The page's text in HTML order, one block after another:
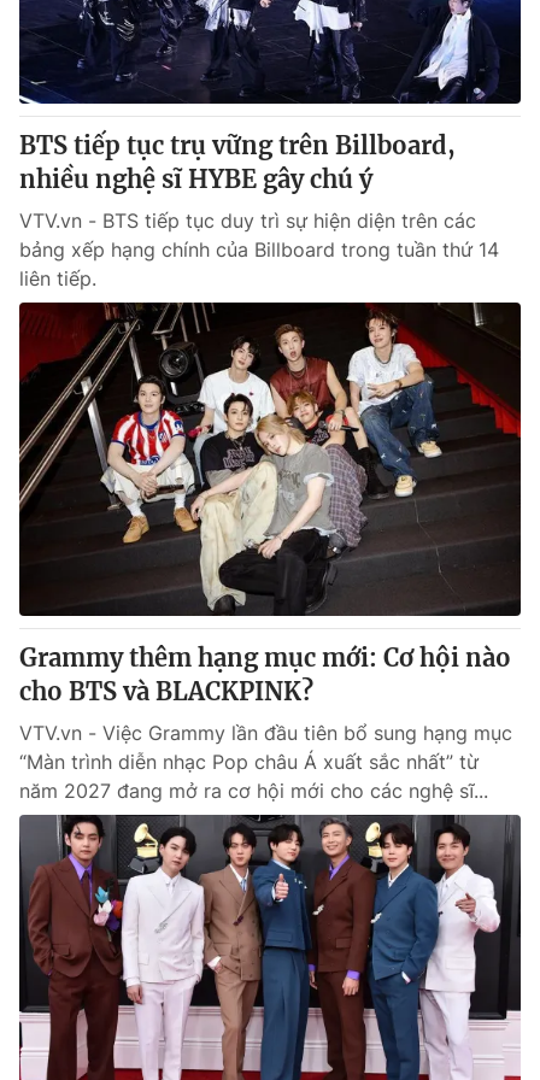
® Cấm sao chép dưới mọi hình thức nếu không có sự chấp
thuận bằng văn bản. Ghi rõ nguồn VTV.vn khi phát hành lại
thông tin từ website này.
BTS tiếp tục trụ vững trên Billboard,
nhiều nghệ sĩ HYBE gây chú ý
VTV.vn - BTS tiếp tục duy trì sự hiện diện trên các
bảng xếp hạng chính của Billboard trong tuần thứ 14
liên tiếp.
Grammy thêm hạng mục mới: Cơ hội nào
cho BTS và BLACKPINK?
VTV.vn - Việc Grammy lần đầu tiên bổ sung hạng mục
“Màn trình diễn nhạc Pop châu Á xuất sắc nhất” từ
năm 2027 đang mở ra cơ hội mới cho các nghệ sĩ...